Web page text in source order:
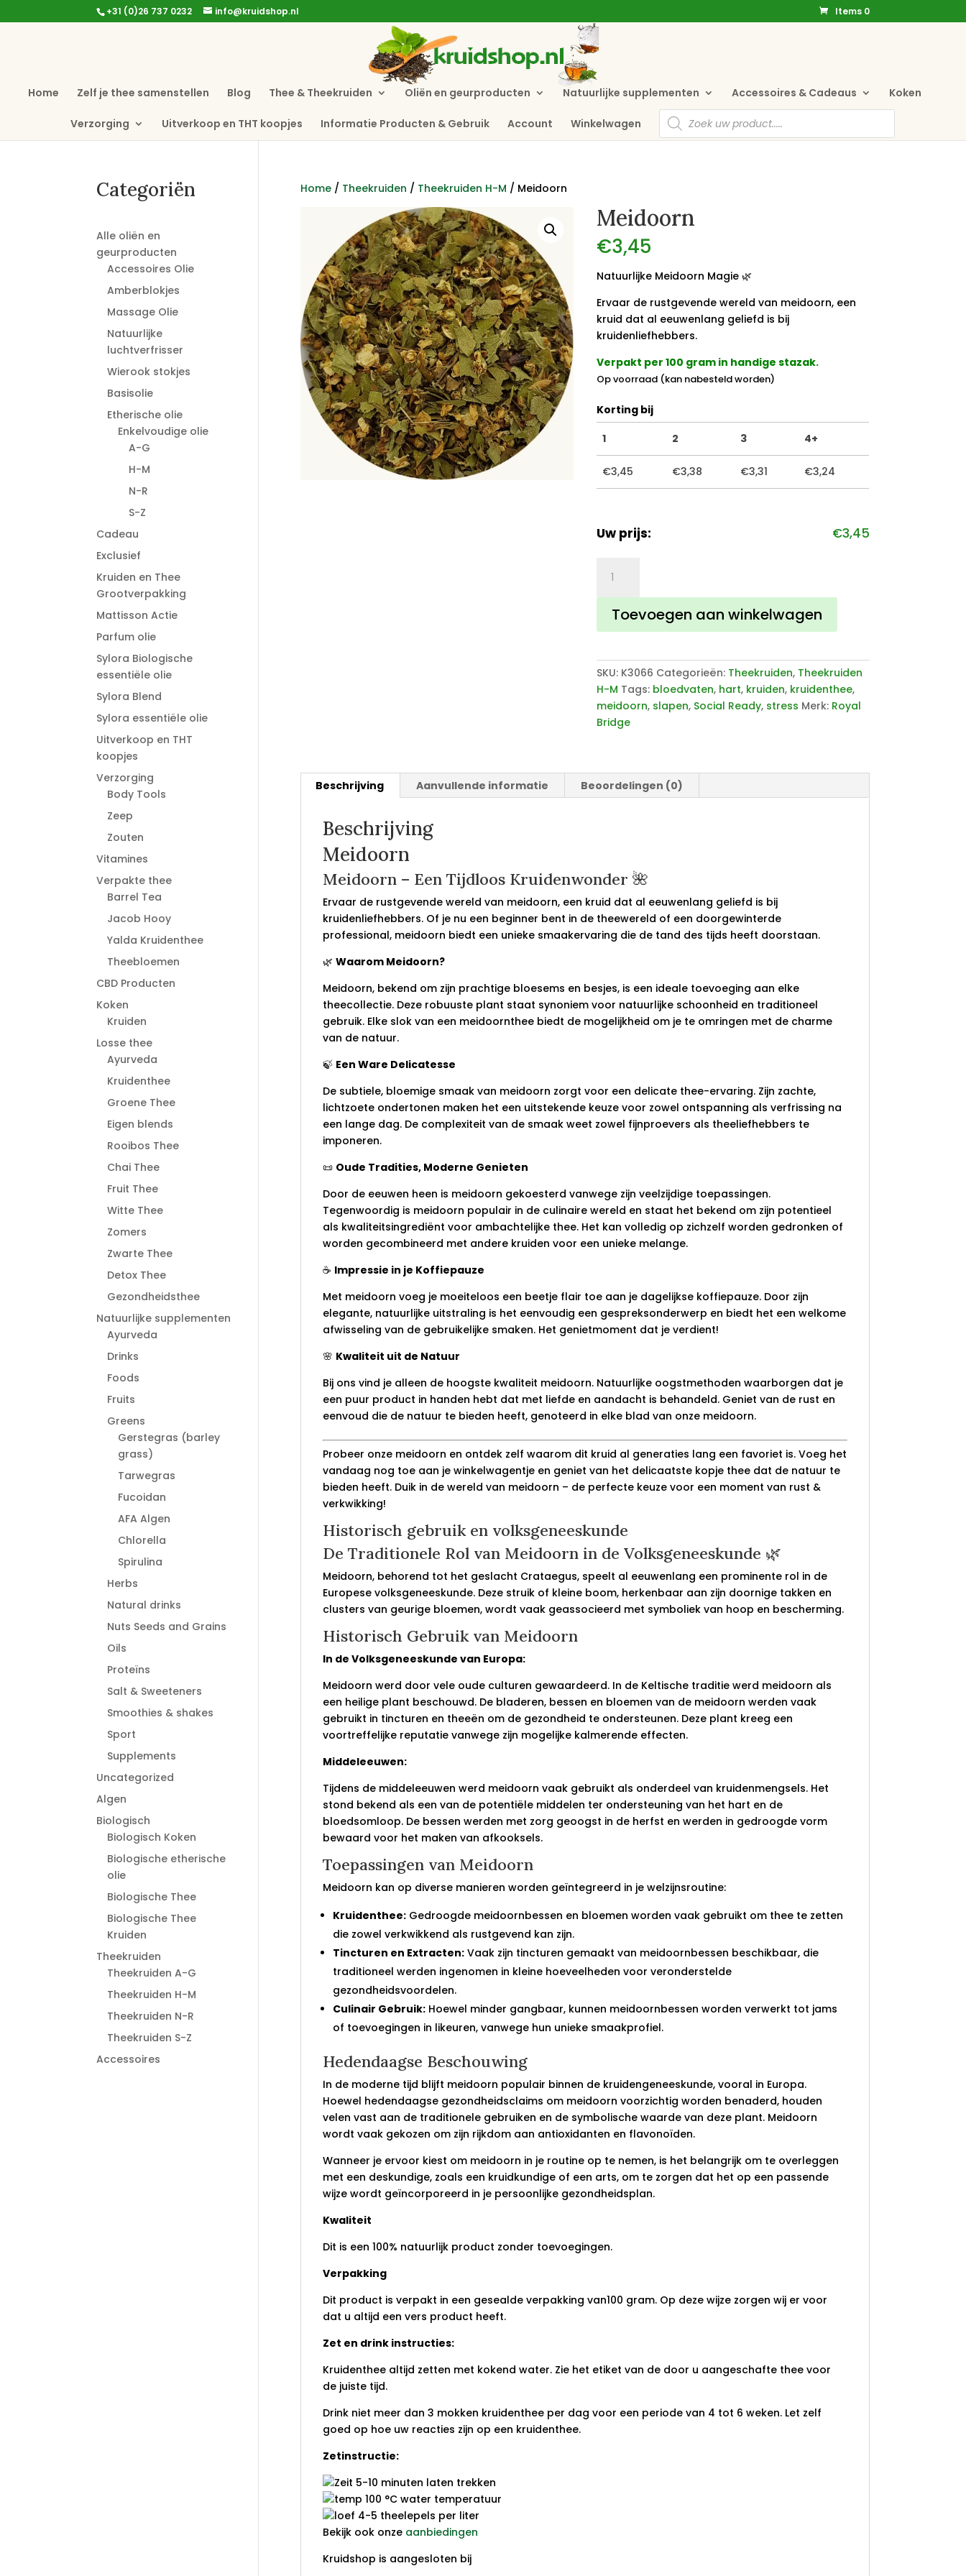
+31 (0)26 737 0232 info@kruidshop.nl Items 0
Home Zelf je thee samenstellen Blog Thee & Theekruiden Oliën en geurproducten Natuurlijke supplementen Accessoires & Cadeaus Koken
Verzorging Uitverkoop en THT koopjes Informatie Producten & Gebruik Account Winkelwagen
Producten
zoeken
Home/ Theekruiden / Theekruiden H-M / Meidoorn
Meidoorn
€3,45
Natuurlijke Meidoorn Magie 🌿
Ervaar de rustgevende wereld van meidoorn, een
kruid dat al eeuwenlang geliefd is bij
kruidenliefhebbers.
Verpakt per 100 gram in handige stazak.
Op voorraad (kan nabesteld worden)
Korting bij
1
2 3 4+
€3,45 €3,38 €3,31 €3,24
Uw prijs: €3,45
aantal
Toevoegen aan winkelwagen
SKU: K3066 Categorieën: Theekruiden, Theekruiden
H-M Tags: bloedvaten, hart, kruiden, kruidenthee,
meidoorn, slapen, Social Ready, stress Merk: Royal
Bridge
Beschrijving Aanvullende informatie Beoordelingen (0)
Beschrijving
Meidoorn
Meidoorn – Een Tijdloos Kruidenwonder 🌺
Ervaar de rustgevende wereld van meidoorn, een kruid dat al eeuwenlang geliefd is bij
kruidenliefhebbers. Of je nu een beginner bent in de theewereld of een doorgewinterde
professional, meidoorn biedt een unieke smaakervaring die de tand des tijds heeft doorstaan.
🌿 Waarom Meidoorn?
Meidoorn, bekend om zijn prachtige bloesems en besjes, is een ideale toevoeging aan elke
theecollectie. Deze robuuste plant staat synoniem voor natuurlijke schoonheid en traditioneel
gebruik. Elke slok van een meidoornthee biedt de mogelijkheid om je te omringen met de charme
van de natuur.
🍃 Een Ware Delicatesse
De subtiele, bloemige smaak van meidoorn zorgt voor een delicate thee-ervaring. Zijn zachte,
lichtzoete ondertonen maken het een uitstekende keuze voor zowel ontspanning als verfrissing na
een lange dag. De complexiteit van de smaak weet zowel fijnproevers als theeliefhebbers te
imponeren.
📜 Oude Tradities, Moderne Genieten
Door de eeuwen heen is meidoorn gekoesterd vanwege zijn veelzijdige toepassingen.
Tegenwoordig is meidoorn populair in de culinaire wereld en staat het bekend om zijn potentieel
als kwaliteitsingrediënt voor ambachtelijke thee. Het kan volledig op zichzelf worden gedronken of
worden gecombineerd met andere kruiden voor een unieke melange.
☕ Impressie in je Koffiepauze
Met meidoorn voeg je moeiteloos een beetje flair toe aan je dagelijkse koffiepauze. Door zijn
elegante, natuurlijke uitstraling is het eenvoudig een gespreksonderwerp en biedt het een welkome
afwisseling van de gebruikelijke smaken. Het genietmoment dat je verdient!
🌸 Kwaliteit uit de Natuur
Bij ons vind je alleen de hoogste kwaliteit meidoorn. Natuurlijke oogstmethoden waarborgen dat je
een puur product in handen hebt dat met liefde en aandacht is behandeld. Geniet van de rust en
eenvoud die de natuur te bieden heeft, genoteerd in elke blad van onze meidoorn.
Probeer onze meidoorn en ontdek zelf waarom dit kruid al generaties lang een favoriet is. Voeg het
vandaag nog toe aan je winkelwagentje en geniet van het delicaatste kopje thee dat de natuur te
bieden heeft. Duik in de wereld van meidoorn – de perfecte keuze voor een moment van rust &
verkwikking!
Historisch gebruik en volksgeneeskunde
De Traditionele Rol van Meidoorn in de Volksgeneeskunde 🌿
Meidoorn, behorend tot het geslacht Crataegus, speelt al eeuwenlang een prominente rol in de
Europese volksgeneeskunde. Deze struik of kleine boom, herkenbaar aan zijn doornige takken en
clusters van geurige bloemen, wordt vaak geassocieerd met symboliek van hoop en bescherming.
Historisch Gebruik van Meidoorn
In de Volksgeneeskunde van Europa:
Meidoorn werd door vele oude culturen gewaardeerd. In de Keltische traditie werd meidoorn als
een heilige plant beschouwd. De bladeren, bessen en bloemen van de meidoorn werden vaak
gebruikt in tincturen en theeën om de gezondheid te ondersteunen. Deze plant kreeg een
voortreffelijke reputatie vanwege zijn mogelijke kalmerende effecten.
Middeleeuwen:
Tijdens de middeleeuwen werd meidoorn vaak gebruikt als onderdeel van kruidenmengsels. Het
stond bekend als een van de potentiële middelen ter ondersteuning van het hart en de
bloedsomloop. De bessen werden met zorg geoogst in de herfst en werden in gedroogde vorm
bewaard voor het maken van afkooksels.
Toepassingen van Meidoorn
Meidoorn kan op diverse manieren worden geïntegreerd in je welzijnsroutine:
Kruidenthee:Gedroogde meidoornbessen en bloemen worden vaak gebruikt om thee te zetten
die zowel verkwikkend als rustgevend kan zijn.
Tincturen en Extracten:Vaak zijn tincturen gemaakt van meidoornbessen beschikbaar, die
traditioneel werden ingenomen in kleine hoeveelheden voor veronderstelde
gezondheidsvoordelen.
Culinair Gebruik:Hoewel minder gangbaar, kunnen meidoornbessen worden verwerkt tot jams
of toevoegingen in likeuren, vanwege hun unieke smaakprofiel.
Hedendaagse Beschouwing
In de moderne tijd blijft meidoorn populair binnen de kruidengeneeskunde, vooral in Europa.
Hoewel hedendaagse gezondheidsclaims om meidoorn voorzichtig worden benaderd, houden
velen vast aan de traditionele gebruiken en de symbolische waarde van deze plant. Meidoorn
wordt vaak gekozen om zijn rijkdom aan antioxidanten en flavonoïden.
Wanneer je ervoor kiest om meidoorn in je routine op te nemen, is het belangrijk om te overleggen
met een deskundige, zoals een kruidkundige of een arts, om te zorgen dat het op een passende
wijze wordt geïncorporeerd in je persoonlijke gezondheidsplan.
Kwaliteit
Dit is een 100% natuurlijk product zonder toevoegingen.
Verpakking
Dit product is verpakt in een gesealde verpakking van100 gram. Op deze wijze zorgen wij er voor
dat u altijd een vers product heeft.
Zet en drink instructies:
Kruidenthee altijd zetten met kokend water. Zie het etiket van de door u aangeschafte thee voor
de juiste tijd.
Drink niet meer dan 3 mokken kruidenthee per dag voor een periode van 4 tot 6 weken. Let zelf
goed op hoe uw reacties zijn op een kruidenthee.
Zetinstructie:
5-10 minuten laten trekken
100 °C water temperatuur
4-5 theelepels per liter
Bekijk ook onze aanbiedingen
Kruidshop is aangesloten bij
Categoriën
Alle oliën en
geurproducten
Accessoires Olie
Amberblokjes
Massage Olie
Natuurlijke
luchtverfrisser
Wierook stokjes
Basisolie
Etherische olie
Enkelvoudige olie
A-G
H-M
N-R
S-Z
Cadeau
Exclusief
Kruiden en Thee
Grootverpakking
Mattisson Actie
Parfum olie
Sylora Biologische
essentiële olie
Sylora Blend
Sylora essentiële olie
Uitverkoop en THT
koopjes
Verzorging
Body Tools
Zeep
Zouten
Vitamines
Verpakte thee
Barrel Tea
Jacob Hooy
Yalda Kruidenthee
Theebloemen
CBD Producten
Koken
Kruiden
Losse thee
Ayurveda
Kruidenthee
Groene Thee
Eigen blends
Rooibos Thee
Chai Thee
Fruit Thee
Witte Thee
Zomers
Zwarte Thee
Detox Thee
Gezondheidsthee
Natuurlijke supplementen
Ayurveda
Drinks
Foods
Fruits
Greens
Gerstegras (barley
grass)
Tarwegras
Fucoidan
AFA Algen
Chlorella
Spirulina
Herbs
Natural drinks
Nuts Seeds and Grains
Oils
Proteïns
Salt & Sweeteners
Smoothies & shakes
Sport
Supplements
Uncategorized
Algen
Biologisch
Biologisch Koken
Biologische etherische
olie
Biologische Thee
Biologische Thee
Kruiden
Theekruiden
Theekruiden A-G
Theekruiden H-M
Theekruiden N-R
Theekruiden S-Z
Accessoires